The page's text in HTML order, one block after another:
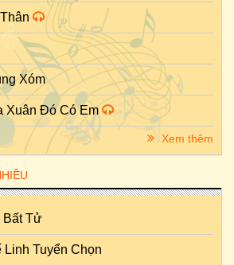
Xóm
Xuân Đó Có Em
Xem thêm
Bất Tử
Linh Tuyển Chọn